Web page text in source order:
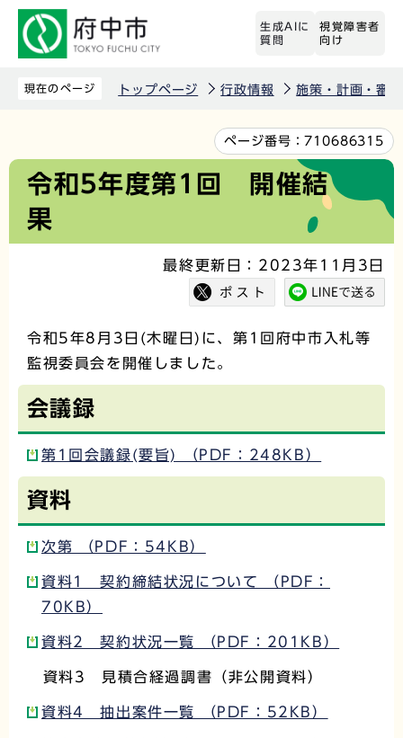
先
生成AIに
質問
視覚障害者
向け
現在のページ トップページ 行政情報 施策・計画・審
文
か
ページ番号：710686315
令和5年度第1回 開催結
果
最終更新日：2023年11月3日
令和5年8月3日(木曜日)に、第1回府中市入札等
監視委員会を開催しました。
会議録
第1回会議録(要旨) （PDF：248KB）
資料
次第 （PDF：54KB）
資料1 契約締結状況について （PDF：
70KB）
資料2 契約状況一覧 （PDF：201KB）
資料3 見積合経過調書（非公開資料）
資料4 抽出案件一覧 （PDF：52KB）